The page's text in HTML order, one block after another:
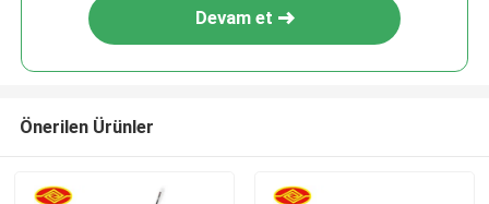
Devam et
Önerilen Ürünler